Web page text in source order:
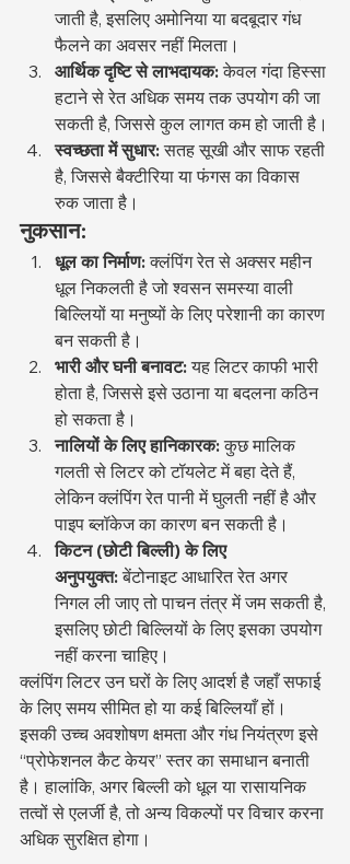
जाती है, इसलिए अमोनिया या बदबूदार गंध
फैलने का अवसर नहीं मिलता।
आर्थिक दृष्टि से लाभदायक: केवल गंदा हिस्सा
हटाने से रेत अधिक समय तक उपयोग की जा
सकती है, जिससे कुल लागत कम हो जाती है।
स्वच्छता में सुधार: सतह सूखी और साफ रहती
है, जिससे बैक्टीरिया या फंगस का विकास
रुक जाता है।
नुकसान:
धूल का निर्माण: क्लंपिंग रेत से अक्सर महीन
धूल निकलती है जो श्वसन समस्या वाली
बिल्लियों या मनुष्यों के लिए परेशानी का कारण
बन सकती है।
भारी और घनी बनावट: यह लिटर काफी भारी
होता है, जिससे इसे उठाना या बदलना कठिन
हो सकता है।
नालियों के लिए हानिकारक: कुछ मालिक
गलती से लिटर को टॉयलेट में बहा देते हैं,
लेकिन क्लंपिंग रेत पानी में घुलती नहीं है और
पाइप ब्लॉकेज का कारण बन सकती है।
किटन (छोटी बिल्ली) के लिए
अनुपयुक्त: बेंटोनाइट आधारित रेत अगर
निगल ली जाए तो पाचन तंत्र में जम सकती है,
इसलिए छोटी बिल्लियों के लिए इसका उपयोग
नहीं करना चाहिए।
क्लंपिंग लिटर उन घरों के लिए आदर्श है जहाँ सफाई
के लिए समय सीमित हो या कई बिल्लियाँ हों।
इसकी उच्च अवशोषण क्षमता और गंध नियंत्रण इसे
“प्रोफेशनल कैट केयर” स्तर का समाधान बनाती
है। हालांकि, अगर बिल्ली को धूल या रासायनिक
तत्वों से एलर्जी है, तो अन्य विकल्पों पर विचार करना
अधिक सुरक्षित होगा।